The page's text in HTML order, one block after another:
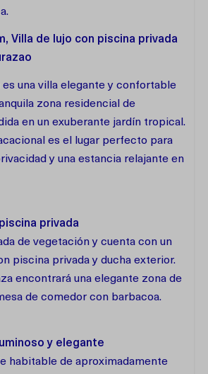
Villa de lujo con piscina privada
es una villa elegante y confortable
zona residencial de
en un exuberante jardín tropical.
es el lugar perfecto para
y una estancia relajante en
privada
de vegetación y cuenta con un
piscina privada y ducha exterior.
encontrará una elegante zona de
de comedor con barbacoa.
y elegante
habitable de aproximadamente